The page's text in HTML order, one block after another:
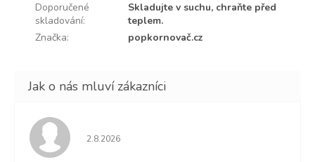
Doporučené
skladování:
Skladujte v suchu, chraňte před
teplem.
Značka: popkornovač.cz
Hodnocení obchodu je 5 z 5 hvězdiček.
2.8.2026